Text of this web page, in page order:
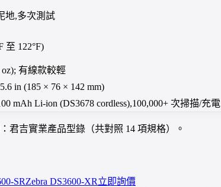
地,多次測試
至 122°F)
有線款較輕
in (185 × 76 × 142 mm)
mAh Li-ion (DS3678 cordless),100,000+ 次掃描/充電
君吉實業產品型錄（共對照 14 項規格）。
SRZebra DS3600-XR立即詢價